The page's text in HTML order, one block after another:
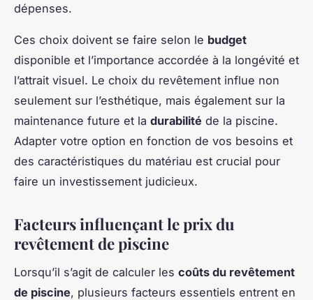
dépenses.
Ces choix doivent se faire selon le budget
disponible et l’importance accordée à la longévité et
l’attrait visuel. Le choix du revêtement influe non
seulement sur l’esthétique, mais également sur la
maintenance future et la durabilité de la piscine.
Adapter votre option en fonction de vos besoins et
des caractéristiques du matériau est crucial pour
faire un investissement judicieux.
Facteurs influençant le prix du
revêtement de piscine
Lorsqu’il s’agit de calculer les coûts du revêtement
de piscine, plusieurs facteurs essentiels entrent en